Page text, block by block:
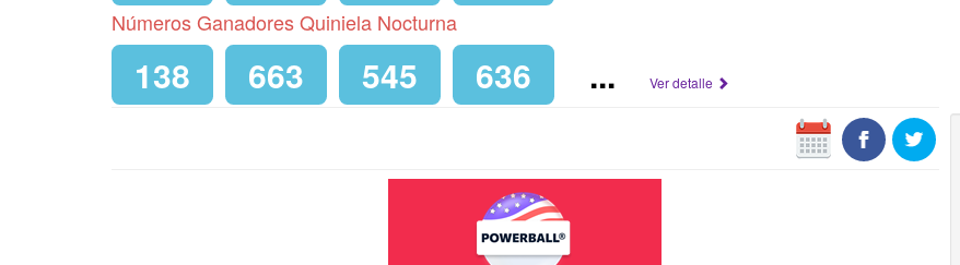
Números Ganadores Quiniela Nocturna
138 663 545 636 ... Ver detalle